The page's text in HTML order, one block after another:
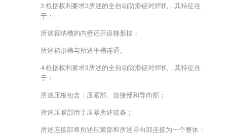
3.根据权利要求2所述的全自动防滑链对焊机，其特征在
于：
所述容纳槽的内壁还开设梯形槽；
所述梯形槽与所述平槽连通。
4.根据权利要求3所述的全自动防滑链对焊机，其特征在
于：
所述压板包含：压紧部、连接部和导向部；
所述压紧部用于压紧所述链条；
所述连接部将所述压紧部和所述导向部连接为一个整体；